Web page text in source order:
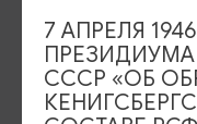
ИЩИТЕ
Серебряное
7 АПРЕЛЯ
СССР «ОБ